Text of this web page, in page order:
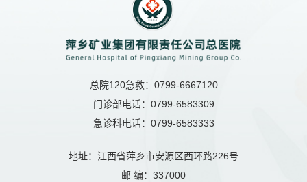
总院120急救：0799-6667120
门诊部电话：0799-6583309
急诊科电话：0799-6583333
地址：江西省萍乡市安源区西环路226号
邮 编：337000